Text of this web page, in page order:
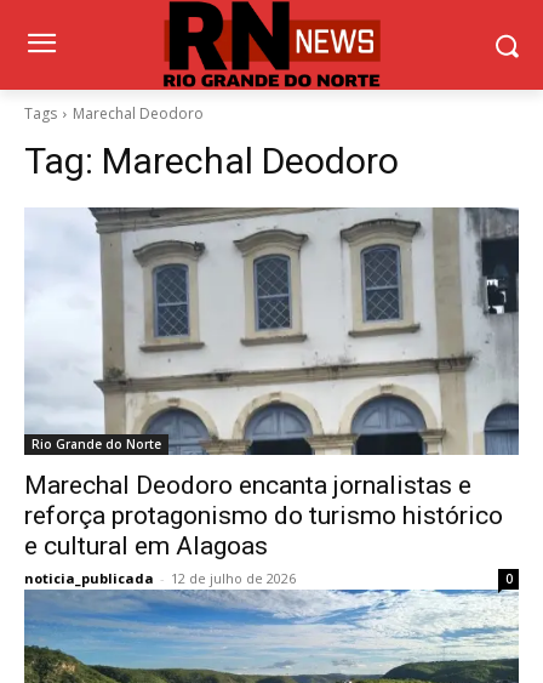
Tags Marechal Deodoro
Tag: Marechal Deodoro
Rio Grande do Norte
Marechal Deodoro encanta jornalistas e
reforça protagonismo do turismo histórico
e cultural em Alagoas
noticia_publicada - 12 de julho de 2026 0